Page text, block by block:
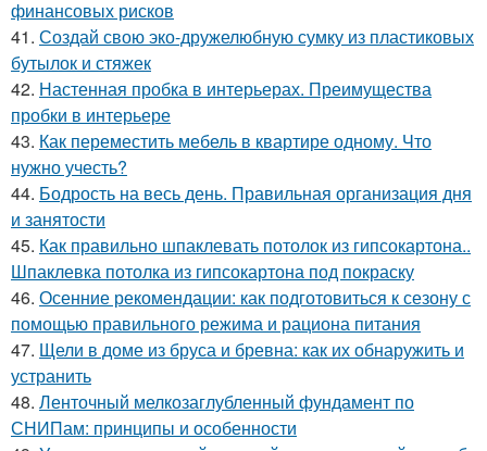
финансовых рисков
41. Создай свою эко-дружелюбную сумку из пластиковых
бутылок и стяжек
42. Настенная пробка в интерьерах. Преимущества
пробки в интерьере
43. Как переместить мебель в квартире одному. Что
нужно учесть?
44. Бодрость на весь день. Правильная организация дня
и занятости
45. Как правильно шпаклевать потолок из гипсокартона..
Шпаклевка потолка из гипсокартона под покраску
46. Осенние рекомендации: как подготовиться к сезону с
помощью правильного режима и рациона питания
47. Щели в доме из бруса и бревна: как их обнаружить и
устранить
48. Ленточный мелкозаглубленный фундамент по
СНИПам: принципы и особенности